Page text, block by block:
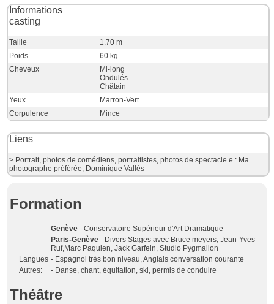
Informations
casting
Taille
1.70 m
Poids
60 kg
Cheveux
Mi-long
Ondulés
Châtain
Yeux
Marron-Vert
Corpulence
Mince
Liens
> Portrait, photos de comédiens, portraitistes, photos de spectacle e : Ma
photographe préférée, Dominique Vallès
Formation
Genève - Conservatoire Supérieur d'Art Dramatique
Paris-Genève - Divers Stages avec Bruce meyers, Jean-Yves
Ruf,Marc Paquien, Jack Garfein, Studio Pygmalion
Langues - Espagnol très bon niveau, Anglais conversation courante
Autres:
- Danse, chant, équitation, ski, permis de conduire
Théâtre